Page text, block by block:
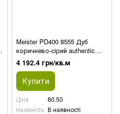
Meister PD400 8555 Дуб
коричнево-сірий authentic
паркетна дошка Residence
4 192.4 грн/кв.м
Купити
Ціна
80.50
Наявність В наявності